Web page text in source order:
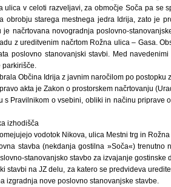
ulica v celoti razveljavi, za območje Soča pa se
obrobju starega mestnega jedra Idrija, zato je
je načrtovana novogradnja poslovno-
z ureditvenim načrtom Rožna ulica – Gasa.
poslovno stanovanjski stavbi. Med
Občina Idrija z javnim naročilom po postopku
akta je Zakon o prostorskem načrtovanju
s Pravilnikom o vsebini, obliki in načinu priprave
izhodišča
vodotok Nikova, ulica Mestni trg in
stavba (nekdanja gostilna »Soča«)
stanovanjsko stavbo za izvajanje gostinske
stavbi na JZ delu, za katero se predvideva
izgradnja nove poslovno stanovanjske stavbe.